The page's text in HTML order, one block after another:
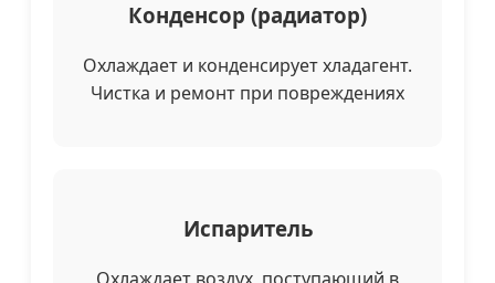
Конденсор (радиатор)
Охлаждает и конденсирует хладагент.
Чистка и ремонт при повреждениях
Испаритель
Охлаждает воздух, поступающий в